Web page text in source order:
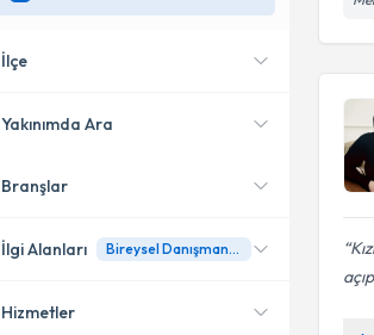
İlçe
Meram
Selçuklu
Yakınımda Ara
Konumuma yakın uzmanları
Branşlar
Psikolojik Danışman
İlgi Alanları Bireysel Danışmanlık
Hizmetler